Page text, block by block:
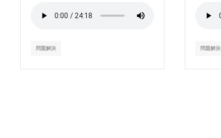
問題解決 問題解決